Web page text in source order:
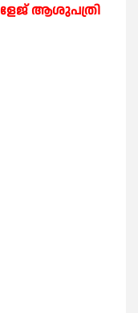
ആശുപത്രി